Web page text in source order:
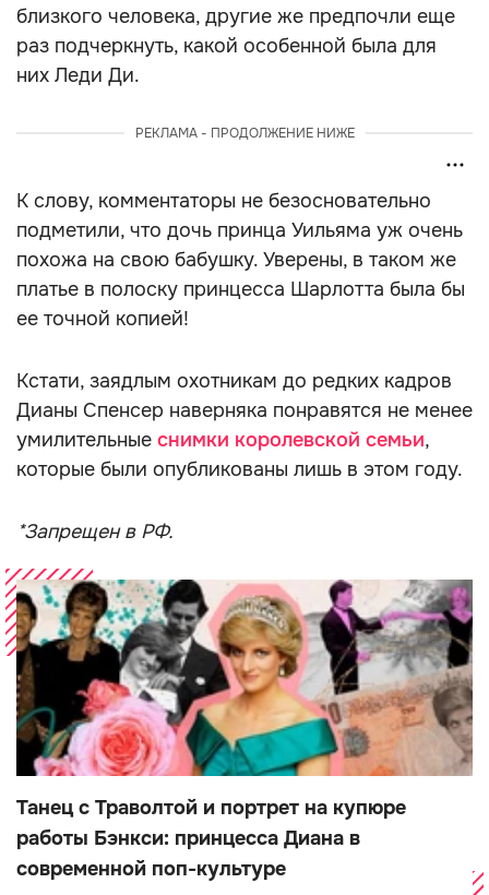
близкого человека, другие же предпочли еще
раз подчеркнуть, какой особенной была для
них Леди Ди.
РЕКЛАМА - ПРОДОЛЖЕНИЕ НИЖЕ
К слову, комментаторы не безосновательно
подметили, что дочь принца Уильяма уж очень
похожа на свою бабушку. Уверены, в таком же
платье в полоску принцесса Шарлотта была бы
ее точной копией!
Кстати, заядлым охотникам до редких кадров
Дианы Спенсер наверняка понравятся не менее
умилительные снимки королевской семьи,
которые были опубликованы лишь в этом году.
*Запрещен в РФ.
Танец с Траволтой и портрет на купюре
работы Бэнкси: принцесса Диана в
современной поп-культуре